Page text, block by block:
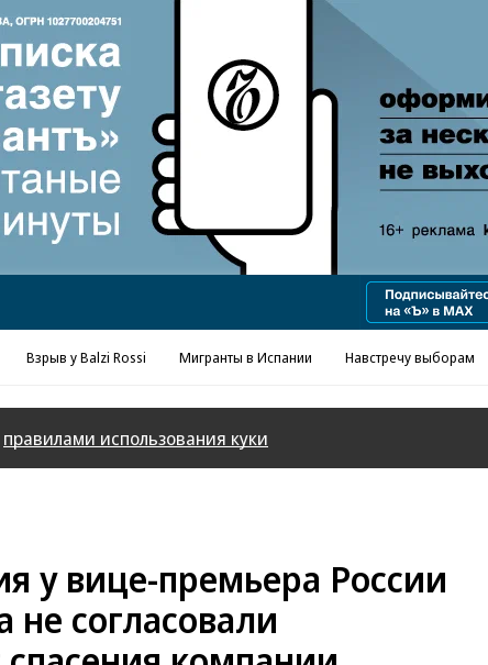
Реклама в «Ъ» www.kommersant.ru/ad
Взрыв у Balzi Rossi Мигранты в Испании Навстречу выборам
правилами использования куки
у вице-премьера России
согласовали